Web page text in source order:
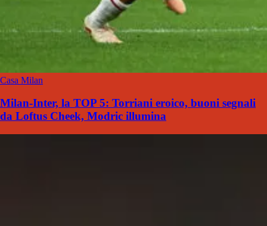
Casa Milan
Milan-Inter, la TOP 5: Torriani eroico, buoni segnali
da Loftus Cheek, Modric illumina